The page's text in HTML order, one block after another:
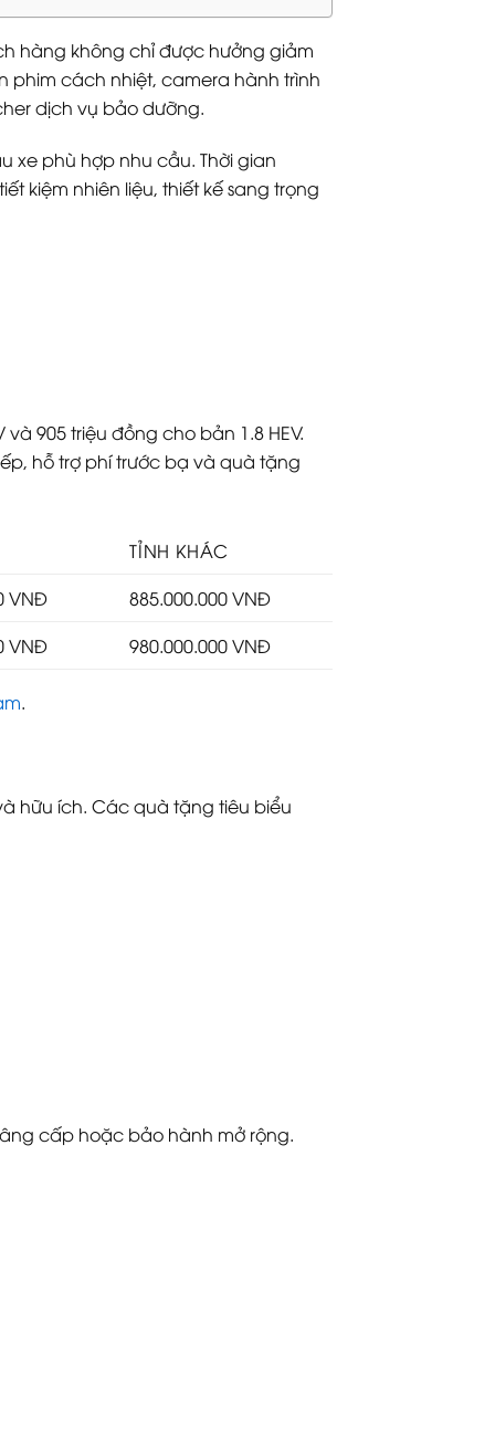
hàng không chỉ được hưởng giảm
phim cách nhiệt, camera hành trình
dịch vụ bảo dưỡng.
xe phù hợp nhu cầu. Thời gian
kiệm nhiên liệu, thiết kế sang trọng
905 triệu đồng cho bản 1.8 HEV.
hỗ trợ phí trước bạ và quà tặng
TỈNH KHÁC
VNĐ
885.000.000 VNĐ
VNĐ
980.000.000 VNĐ
.
hữu ích. Các quà tặng tiêu biểu
cấp hoặc bảo hành mở rộng.